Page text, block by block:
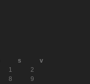
s
v
1
2
8
9